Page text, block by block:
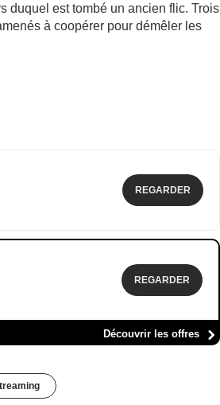
duquel est tombé un ancien flic. Trois
à coopérer pour démêler les
REGARDER
REGARDER
Découvrir les offres